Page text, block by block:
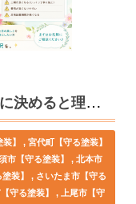
埼玉県外壁塗装の比較はこの様に決めると理解しやすい。
】
宮代町【守る塗装】
市【守る塗装】
北本市
装】
さいたま市【守る
守る塗装】
上尾市【守